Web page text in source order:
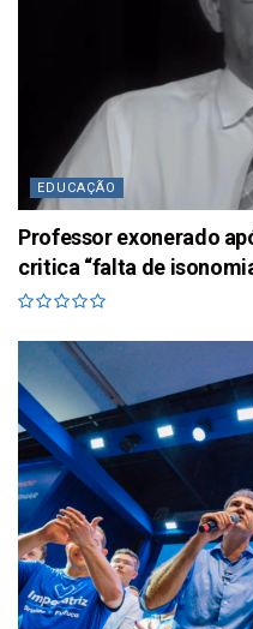
EDUCAÇÃO
Professor exonerado
critica “falta de